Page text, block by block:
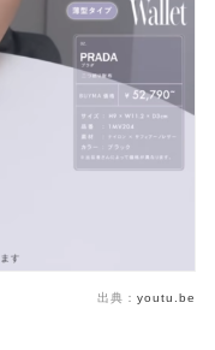
出典： youtu.be